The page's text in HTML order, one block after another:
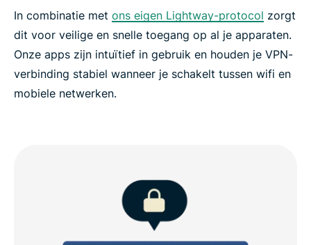
In combinatie met ons eigen Lightway-protocol zorgt
dit voor veilige en snelle toegang op al je apparaten.
Onze apps zijn intuïtief in gebruik en houden je VPN-
verbinding stabiel wanneer je schakelt tussen wifi en
mobiele netwerken.